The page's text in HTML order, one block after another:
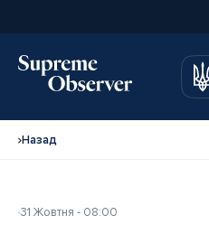
Повне ім’я*
Назад
31 Жовтня - 08:00
Повне ім’я*